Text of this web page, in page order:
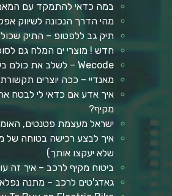
במה כדאי להתמקד עם
מהי הדרך הנכונה לשיווק
תיק גב ללפטופ – התיק
חדש ! מוצרי ים המלח גם
Wecode – לשלב את כולם בעולם ההייטק
מאנדיי – ככה יוצרים
איך אדע אם כדאי לי לבטח
מקיף?
ישראל מעצמת פטנטים,
איך לבצע רכישה בטוחה של
שלא יעקצו אותך)
ביטוח מקיף לרכב – איך זה
גאדג'טים לרכב – מתנה